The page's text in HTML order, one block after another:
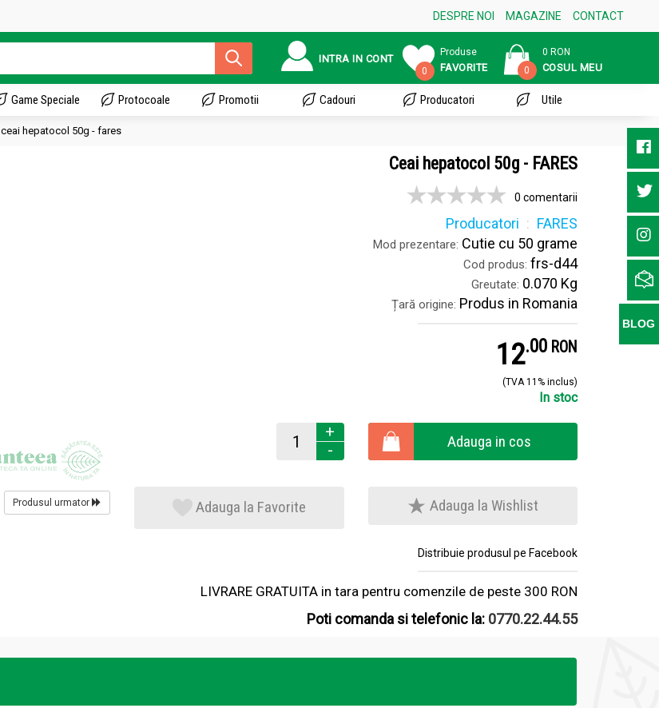
DESPRE NOI MAGAZINE CONTACT
INTRA IN CONT
0
Produse
FAVORITE 0
0 RON
COSUL MEU
Game Speciale Protocoale Promotii Cadouri Producatori Utile
ceai hepatocol 50g - fares
Produsul urmator
Ceai hepatocol 50g - FARES
0 comentarii
Producatori FARES
Mod prezentare: Cutie cu 50 grame
Cod produs: frs-d44
Greutate: 0.070 Kg
Țară origine: Produs in Romania
12.0 RON
(TVA 11% inclus)
In stoc
+
-
Adauga in cos
Adauga la Favorite Adauga la Wishlist
Distribuie produsul pe Facebook
LIVRARE GRATUITA in tara pentru comenzile de peste 300 RON
Poti comanda si telefonic la: 0770.22.44.55
BLOG